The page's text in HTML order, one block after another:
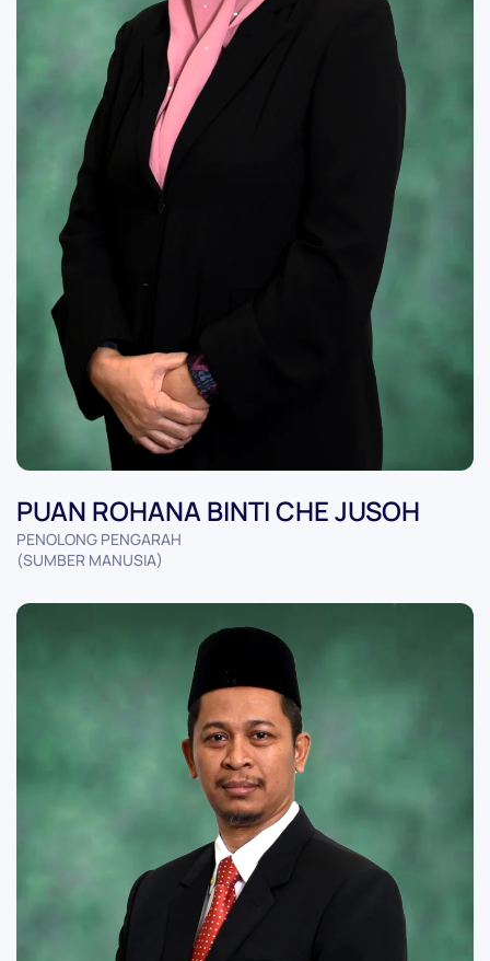
PUAN ROHANA BINTI CHE JUSOH
PENOLONG PENGARAH
(SUMBER MANUSIA)